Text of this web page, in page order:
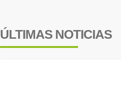
ÚLTIMAS NOTICIAS